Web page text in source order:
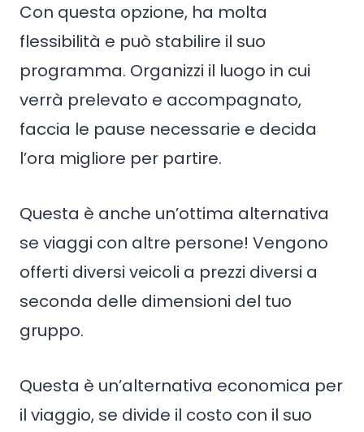
Con questa opzione, ha molta
flessibilità e può stabilire il suo
programma. Organizzi il luogo in cui
verrà prelevato e accompagnato,
faccia le pause necessarie e decida
l’ora migliore per partire.
Questa è anche un’ottima alternativa
se viaggi con altre persone! Vengono
offerti diversi veicoli a prezzi diversi a
seconda delle dimensioni del tuo
gruppo.
Questa è un’alternativa economica per
il viaggio, se divide il costo con il suo